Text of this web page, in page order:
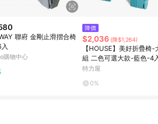
聯府 金剛止滑摺合椅
購物中心
降價
$2,036 (降$1,264)
【HOUSE】美好折疊椅-
組 二色可選大款-藍色-4
特力屋
0%